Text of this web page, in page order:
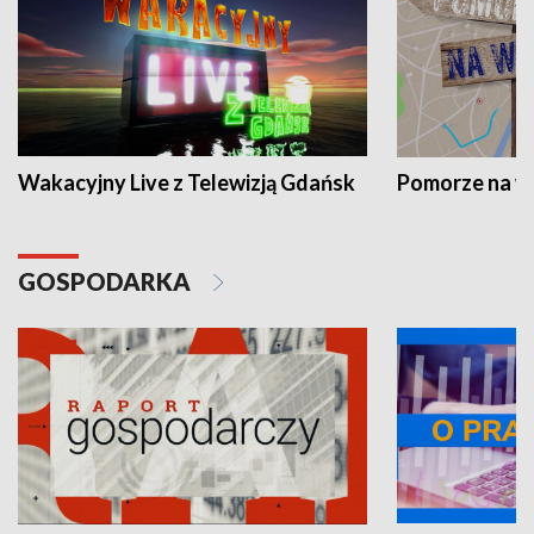
Wakacyjny Live z Telewizją Gdańsk Pomorze na
GOSPODARKA